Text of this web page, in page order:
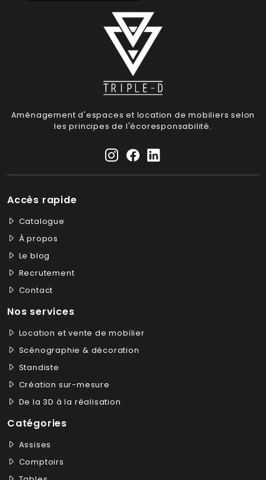
Aménagement d'espaces et location de mobiliers selon
les principes de l'écoresponsabilité.
Accès rapide
Catalogue
À propos
Le blog
Recrutement
Contact
Nos services
Location et vente de mobilier
Scénographie & décoration
Standiste
Création sur-mesure
De la 3D à la réalisation
Catégories
Assises
Comptoirs